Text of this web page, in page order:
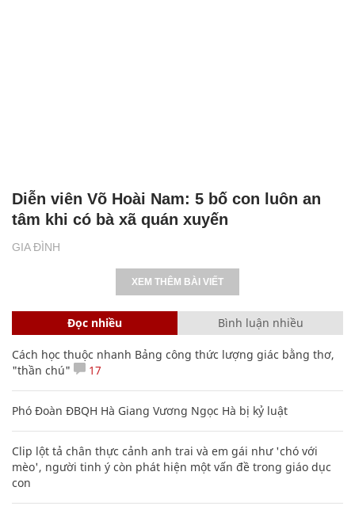
GIA ĐÌNH
Diễn viên Võ Hoài Nam: 5 bố con luôn an
tâm khi có bà xã quán xuyến
XEM THÊM BÀI VIẾT
Đọc nhiều Bình luận nhiều
Cách học thuộc nhanh Bảng công thức lượng giác bằng thơ,
"thần chú"
17
Phó Đoàn ĐBQH Hà Giang Vương Ngọc Hà bị kỷ luật
Clip lột tả chân thực cảnh anh trai và em gái như 'chó với
mèo', người tinh ý còn phát hiện một vấn đề trong giáo dục
con